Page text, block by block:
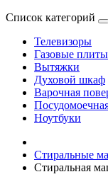
Список категорий
Телевизоры
Газовые плиты
Вытяжки
Духовой шкаф
Варочная
Ноутбуки
Стиральные
Стиральная